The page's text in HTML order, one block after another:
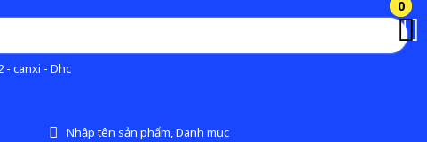
- canxi - Dhc
Nhập tên sản phẩm, Danh mục
0
0